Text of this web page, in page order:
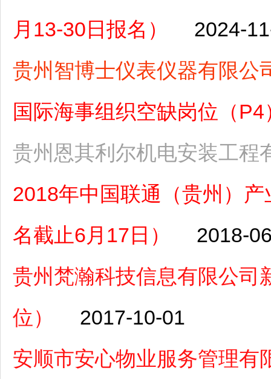
月13-30日报名）
2024-
贵州智博士仪表仪器有限公
国际海事组织空缺岗位（
贵州恩其利尔机电安装工程
2018年中国联通（贵州）
名截止6月17日）
2018-
贵州梵瀚科技信息有限公司
位）
2017-10-01
安顺市安心物业服务管理有